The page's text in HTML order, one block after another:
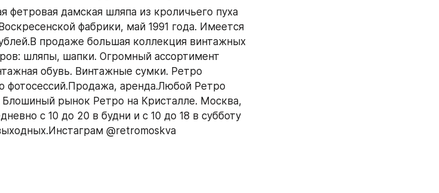
фетровая дамская шляпа из кроличьего пуха
фабрики, май 1991 года. Имеется
продаже большая коллекция винтажных
шляпы, шапки. Огромный ассортимент
обувь. Винтажные сумки. Ретро
фотосессий.Продажа, аренда.Любой Ретро
рынок Ретро на Кристалле. Москва,
с 10 до 20 в будни и с 10 до 18 в субботу
@retromoskva